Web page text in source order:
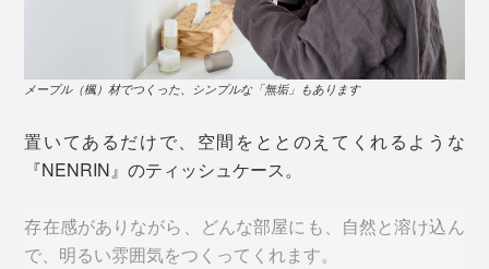
メープル（楓）材でつくった、シンプルな「無垢」もあります
置いてあるだけで、空間をととのえてくれるような
『NENRIN』のティッシュケース。
存在感がありながら、どんな部屋にも、自然と溶け込ん
で、明るい雰囲気をつくってくれます。